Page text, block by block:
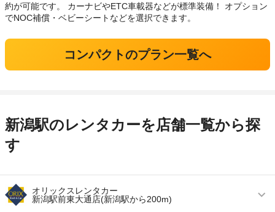
約が可能です。 カーナビやETC車載器などが標準装備！ オプション
でNOC補償・ベビーシートなどを選択できます。
コンパクトのプラン一覧へ
新潟駅のレンタカーを店舗一覧から探
す
オリックスレンタカー
新潟駅前東大通店(新潟駅から200m)